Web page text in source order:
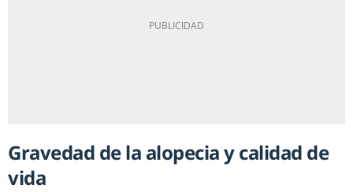
Gravedad de la alopecia y calidad de
vida